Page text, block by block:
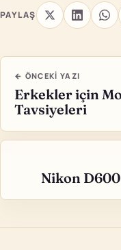
PAYLAŞ
← ÖNCEKI YAZI
Erkekler için
Tavsiyeleri
Nikon